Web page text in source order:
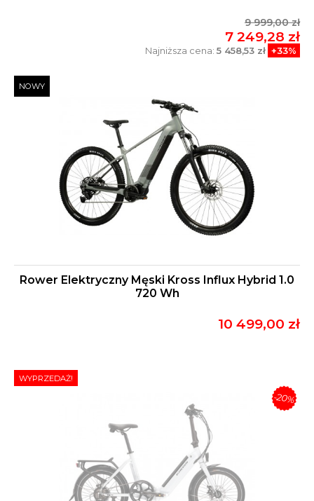
9 999,00 zł
7 249,28 zł
Najniższa cena: 5 458,53 zł +33%
Rower Elektryczny Męski Kross Influx Hybrid 1.0
720 Wh
10 499,00 zł
NOWY
WYPRZEDAŻ!
-20%